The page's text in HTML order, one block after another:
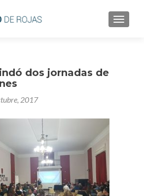
dos jornadas de
2017